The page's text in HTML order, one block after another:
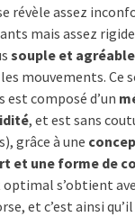
révèle assez
mais assez
souple et agréable
mouvements. Ce
est composé d’un
, et est sans
grâce à une
et une forme de
s’obtient
et c’est ainsi